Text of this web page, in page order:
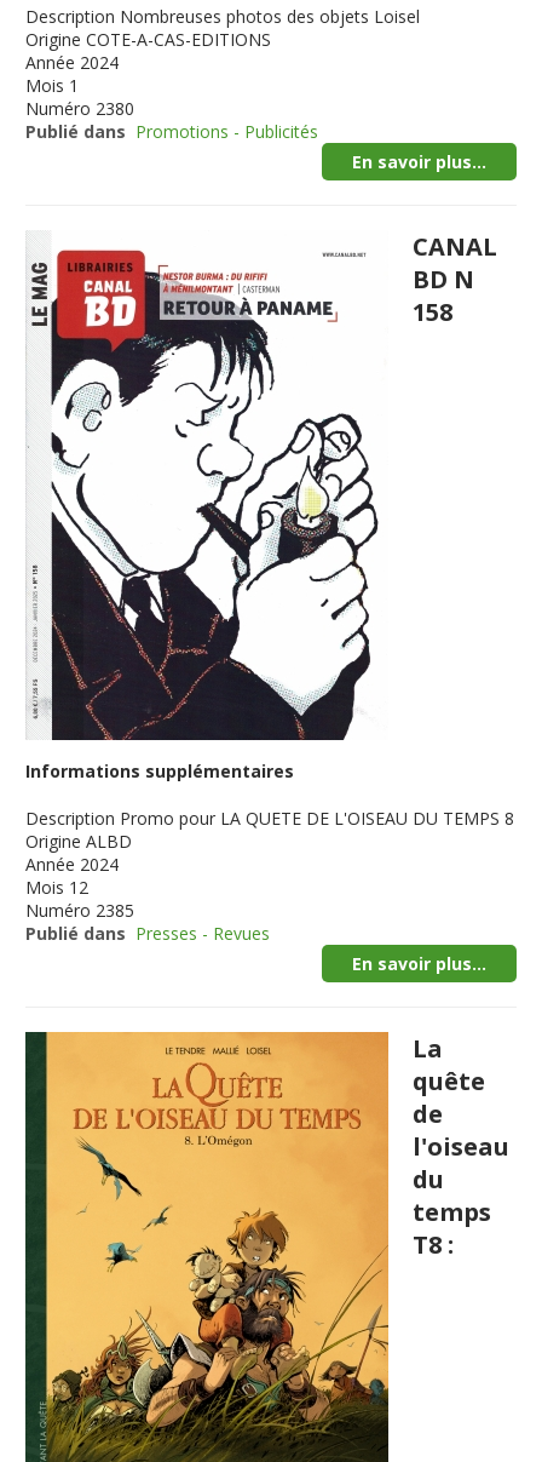
Description Nombreuses photos des objets Loisel
Origine COTE-A-CAS-EDITIONS
Année 2024
Mois 1
Numéro 2380
Publié dans Promotions - Publicités
En savoir plus...
CANAL
BD N
158
Informations supplémentaires
Description Promo pour LA QUETE DE L'OISEAU DU TEMPS 8
Origine ALBD
Année 2024
Mois 12
Numéro 2385
Publié dans Presses - Revues
En savoir plus...
La
quête
de
l'oiseau
du
temps
T8 :